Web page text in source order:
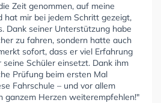
Zeit genommen, auf meine
hat mir bei jedem Schritt gezeigt,
Dank seiner Unterstützung habe
zu fahren, sondern hatte auch
sofort, dass er viel Erfahrung
Schüler einsetzt. Dank ihm
Prüfung beim ersten Mal
Fahrschule – und vor allem
ganzem Herzen weiterempfehlen!"